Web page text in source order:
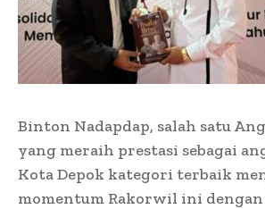
Binton Nadapdap, salah satu
yang meraih prestasi sebagai
Kota Depok kategori terbaik
momentum Rakorwil ini